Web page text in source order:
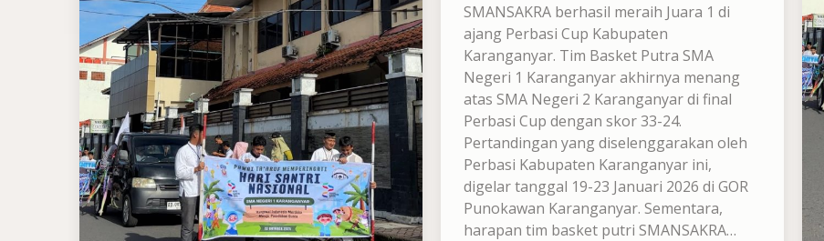
SMANSAKRA berhasil meraih Juara 1 di
ajang Perbasi Cup Kabupaten
Karanganyar. Tim Basket Putra SMA
Negeri 1 Karanganyar akhirnya menang
atas SMA Negeri 2 Karanganyar di final
Perbasi Cup dengan skor 33-24.
Pertandingan yang diselenggarakan oleh
Perbasi Kabupaten Karanganyar ini,
digelar tanggal 19-23 Januari 2026 di GOR
Punokawan Karanganyar. Sementara,
harapan tim basket putri SMANSAKRA…